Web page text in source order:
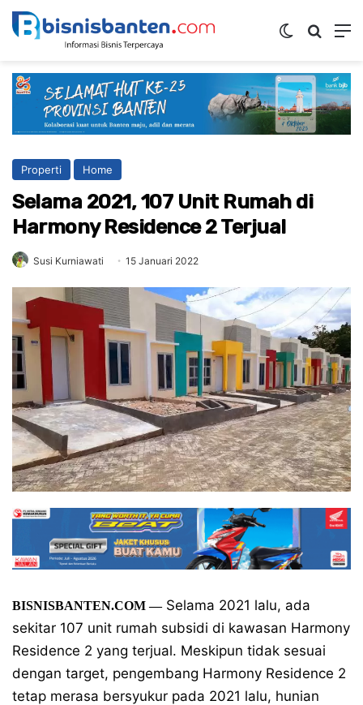
Switch skin
Properti Home
Selama 2021, 107 Unit Rumah di
Harmony Residence 2 Terjual
Susi Kurniawati 15 Januari 2022
BISNISBANTEN.COM —Selama 2021 lalu, ada
sekitar 107 unit rumah subsidi di kawasan Harmony
Residence 2 yang terjual. Meskipun tidak sesuai
dengan target, pengembang Harmony Residence 2
tetap merasa bersyukur pada 2021 lalu, hunian